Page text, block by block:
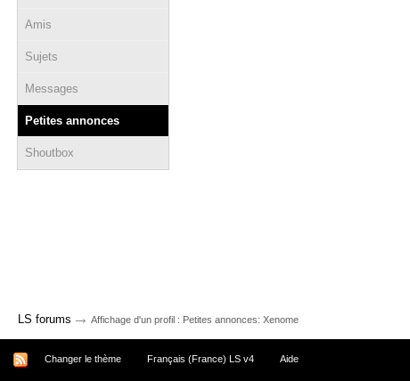
Amis
Sujets
Messages
Petites annonces
Shoutbox
LS forums → Affichage d'un profil : Petites annonces: Xenome
Changer le thème Français (France) LS v4 Aide